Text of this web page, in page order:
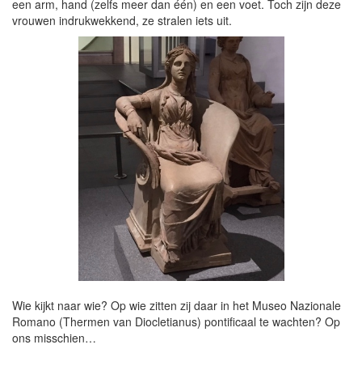
een arm, hand (zelfs meer dan één) en een voet. Toch zijn deze
vrouwen indrukwekkend, ze stralen iets uit.
Wie kijkt naar wie? Op wie zitten zij daar in het Museo Nazionale
Romano (Thermen van Diocletianus) pontificaal te wachten? Op
ons misschien…